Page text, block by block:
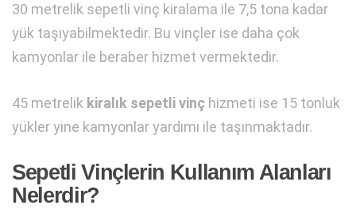
30 metrelik sepetli vinç kiralama ile 7,5 tona kadar
yük taşıyabilmektedir. Bu vinçler ise daha çok
kamyonlar ile beraber hizmet vermektedir.
45 metrelik kiralık sepetli vinç hizmeti ise 15 tonluk
yükler yine kamyonlar yardımı ile taşınmaktadır.
Sepetli Vinçlerin Kullanım Alanları
Nelerdir?